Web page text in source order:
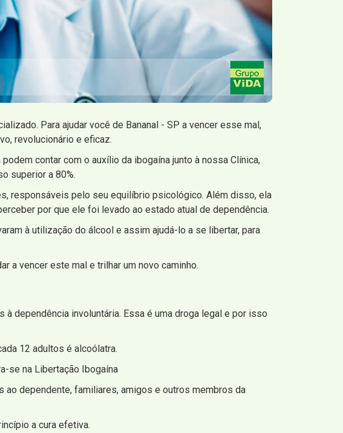
Para ajudar você de Bananal - SP a vencer esse mal,
revolucionário e eficaz.
contar com o auxílio da ibogaína junto à nossa Clínica,
superior a 80%.
responsáveis pelo seu equilíbrio psicológico. Além disso, ela
por que ele foi levado ao estado atual de dependência.
à utilização do álcool e assim ajudá-lo a se libertar, para
a vencer este mal e trilhar um novo caminho.
dependência involuntária. Essa é uma droga legal e por isso
12 adultos é alcoólatra.
se na Libertação Ibogaína
ao dependente, familiares, amigos e outros membros da
a cura efetiva.